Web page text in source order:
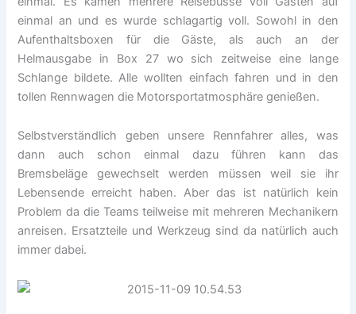
einmal an und es wurde schlagartig voll. Sowohl in den
Aufenthaltsboxen für die Gäste, als auch an der
Helmausgabe in Box 27 wo sich zeitweise eine lange
Schlange bildete. Alle wollten einfach fahren und in den
tollen Rennwagen die Motorsportatmosphäre genießen.
Selbstverständlich geben unsere Rennfahrer alles, was
dann auch schon einmal dazu führen kann das
Bremsbeläge gewechselt werden müssen weil sie ihr
Lebensende erreicht haben. Aber das ist natürlich kein
Problem da die Teams teilweise mit mehreren Mechanikern
anreisen. Ersatzteile und Werkzeug sind da natürlich auch
immer dabei.